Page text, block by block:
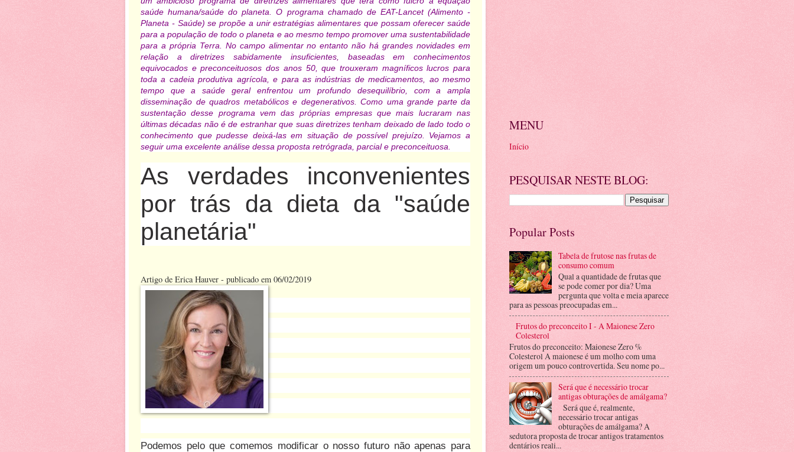
saúde humana/saúde do planeta. O programa chamado de EAT-Lancet (Alimento -
Planeta - Saúde) se propõe a unir estratégias alimentares que possam oferecer saúde
para a população de todo o planeta e ao mesmo tempo promover uma sustentabilidade
para a própria Terra. No campo alimentar no entanto não há grandes novidades em
relação a diretrizes sabidamente insuficientes, baseadas em conhecimentos
equivocados e preconceituosos dos anos 50, que trouxeram magníficos lucros para
toda a cadeia produtiva agrícola, e para as indústrias de medicamentos, ao mesmo
tempo que a saúde geral enfrentou um profundo desequilíbrio, com a ampla
disseminação de quadros metabólicos e degenerativos. Como uma grande parte da
sustentação desse programa vem das próprias empresas que mais lucraram nas
últimas décadas não é de estranhar que suas diretrizes tenham deixado de lado todo o
conhecimento que pudesse deixá-las em situação de possível prejuízo. Vejamos a
seguir uma excelente análise dessa proposta retrógrada, parcial e preconceituosa.
As verdades inconvenientes
por trás da dieta da "saúde
planetária"
Artigo de Erica Hauver - publicado em 06/02/2019
Podemos pelo que comemos modificar o nosso futuro não apenas para
MENU
Início
PESQUISAR NESTE BLOG:
Popular Posts
Tabela de frutose nas frutas de
consumo comum
Qual a quantidade de frutas que
se pode comer por dia? Uma
pergunta que volta e meia aparece
para as pessoas preocupadas em...
Frutos do preconceito I - A Maionese Zero
Colesterol
Frutos do preconceito: Maionese Zero %
Colesterol A maionese é um molho com uma
origem um pouco controvertida. Seu nome po...
Será que é necessário trocar
antigas obturações de amálgama?
Será que é, realmente,
necessário trocar antigas
obturações de amálgama? A
sedutora proposta de trocar antigos tratamentos
dentários reali...